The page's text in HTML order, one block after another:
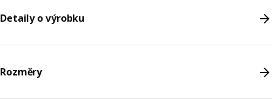
Detaily o výrobku
Rozměry